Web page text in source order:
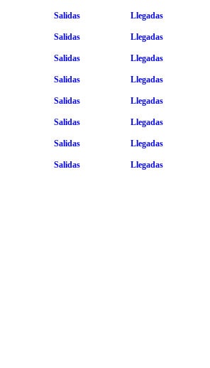
Salidas Llegadas
Salidas Llegadas
Salidas Llegadas
Salidas Llegadas
Salidas Llegadas
Salidas Llegadas
Salidas Llegadas
Salidas Llegadas